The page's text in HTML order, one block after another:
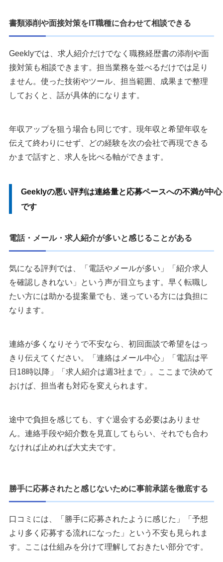
書類添削や面接対策をIT職種に合わせて相談できる
Geeklyでは、求人紹介だけでなく職務経歴書の添削や面
接対策も相談できます。担当業務を並べるだけでは足り
ません。使った技術やツール、担当範囲、成果まで整理
しておくと、話が具体的になります。
年収アップを狙う場合も同じです。現年収と希望年収を
伝えて終わりにせず、どの経験を次の会社で再現できる
かまで話すと、求人を比べる軸ができます。
Geeklyの悪い評判は連絡量と応募ペースへの不満が中心
です
電話・メール・求人紹介が多いと感じることがある
気になる評判では、「電話やメールが多い」「紹介求人
を確認しきれない」という声が目立ちます。早く転職し
たい方には助かる提案量でも、迷っている方には負担に
なります。
連絡が多くなりそうで不安なら、初回面談で希望をはっ
きり伝えてください。「連絡はメール中心」「電話は平
日18時以降」「求人紹介は週3社まで」。ここまで決めて
おけば、担当者も対応を変えられます。
途中で負担を感じても、すぐ退会する必要はありませ
ん。連絡手段や紹介数を見直してもらい、それでも合わ
なければ止めれば大丈夫です。
勝手に応募されたと感じないために事前承諾を徹底する
口コミには、「勝手に応募されたように感じた」「予想
より多く応募する流れになった」という不安も見られま
す。ここは仕組みを分けて理解しておきたい部分です。